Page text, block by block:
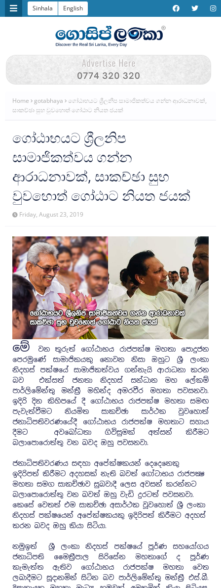
Sinhala English
Home gotabhaya
ගෝඨාභයට ශ්‍රීලනිප සාමාජිකත්වය ගන්න ආරාධනාවක්,
සාකච්ඡා සුභ වුවහොත් ගෝඨාට නියත ජයක්
ගෝඨාභයට ශ්‍රීලනිප
සාමාජිකත්වය ගන්න
ආරාධනාවක්, සාකච්ඡා සුභ
වුවහොත් ගෝඨාට නියත ජයක්
Friday, August 23, 2019
මේ
වන තුරුත් ගෝඨාභය රාජපක්ෂ මහතා පොදුජන
පෙරමුණේ සාමාජිකයකු නොවන නිසා ඔහුට ශ්‍රී ලංකා
නිදහස් පක්ෂයේ සාමාජිකත්වය ගන්නැයි ආරාධනා කරන
බව එක්සත් ජනතා නිදහස් සන්ධාන මහ ලේකම්
පාර්ලිමේන්තු මන්ත්‍රී මහින්ද අමරවීර මහතා පවසනවා.
ඉදිරි දින කිහිපයේ දී ගෝඨාභය රාජපක්ෂ මහතා සමඟ
පැවැත්වීමට නියමිත සාකච්ඡා සාර්ථක වුවහොත්
ජනාධිපතිවරණයේදී ගෝඨාභය රාජපක්ෂ මහතාට සහාය
දීමට අවබෝධතා ගිවිසුමක් අත්සන් කිරීමට
බලාපොරොත්තු වන බවද ඔහු පවසනවා.
ජනාධිපතිවරණය සඳහා අපේක්ෂකයන් දෙදෙනෙකු
ඉදිරිපත් කිරීමට අදහසක් නැති බවත් ගෝටාභය රාජපක්‍ෂ
මහතා සමග සාකච්ඡාව සුබවාදී ලෙස අවසන් කරන්නට
බලාපොරොත්තු වන බවත් ඔහු වැඩි දුරටත් පවසනවා.
කෙසේ වෙතත් එම සාකච්ඡා අසාර්ථක වූවහොත් ශ්‍රී ලංකා
නිදහස් පක්ෂයෙන් අපේක්ෂකයකු ඉදිරිපත් කිරීමට අදහස්
කරන බවද ඔහු කියා සිටියා.
නමුඉත් ශ්‍රී ලංකා නිදහස් පක්ෂයේ පූර්ණ සහයෝගය
ජනාධිපති මෛත්‍රීපාල සිරිසේන මහතාගේ ද පූර්ණ
කැමැත්ත ඇතිව ගෝඨාභය රාජපක්ෂ මහතා වෙත
ලබාදීමට සූදානමින් සිටින බව පාර්ලිමේන්තු මන්ත්‍රී එස්.බී.